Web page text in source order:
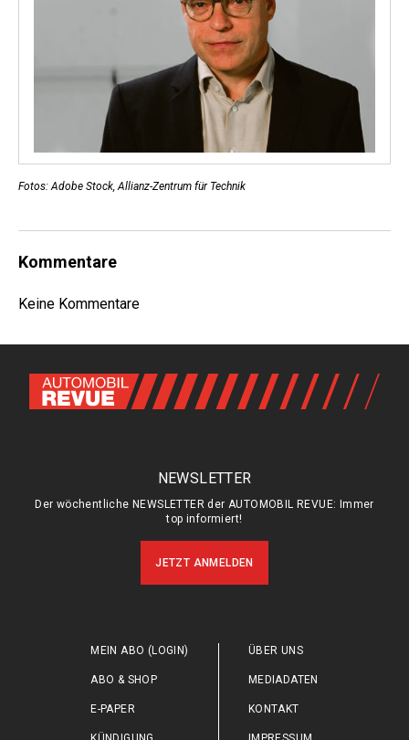
Fotos: Adobe Stock, Allianz-Zentrum für Technik
Kommentare
Keine Kommentare
NEWSLETTER
Der wöchentliche NEWSLETTER der AUTOMOBIL REVUE: Immer
top informiert!
JETZT ANMELDEN
MEIN ABO (LOGIN)
ABO & SHOP
E-PAPER
ÜBER UNS
MEDIADATEN
KONTAKT